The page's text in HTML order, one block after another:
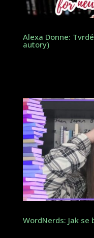
Alexa Donne:
autory)
WordNerds: Jak